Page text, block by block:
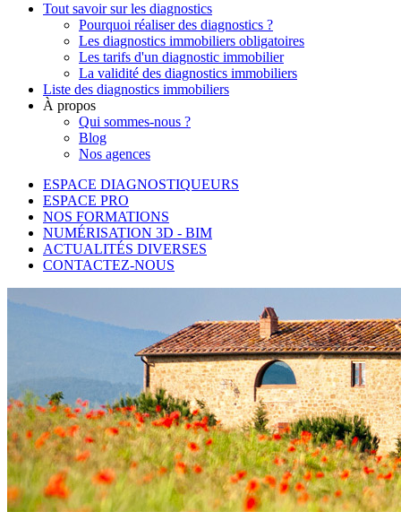
Tout savoir sur les diagnostics
Pourquoi réaliser des diagnostics ?
Les diagnostics immobiliers obligatoires
Les tarifs d'un diagnostic immobilier
La validité des diagnostics immobiliers
Liste des diagnostics immobiliers
À propos
Qui sommes-nous ?
Blog
Nos agences
ESPACE DIAGNOSTIQUEURS
ESPACE PRO
NOS FORMATIONS
NUMÉRISATION 3D - BIM
ACTUALITÉS DIVERSES
CONTACTEZ-NOUS